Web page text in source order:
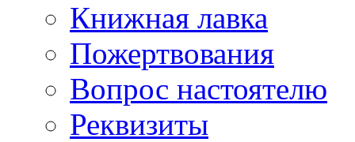
Книжная лавка
Пожертвования
Вопрос настоятелю
Реквизиты